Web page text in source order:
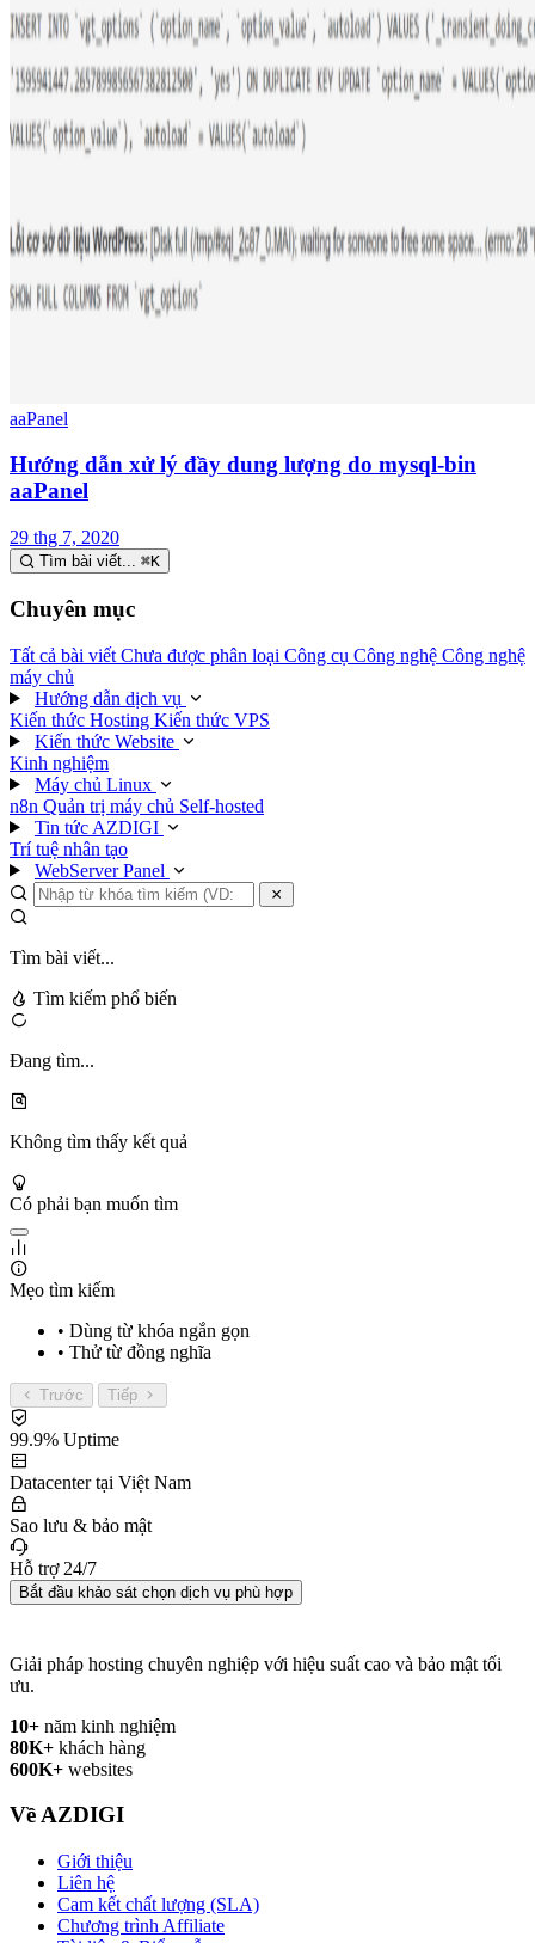
aaPanel
Hướng dẫn xử lý đầy dung lượng do mysql-bin
aaPanel
29 thg 7, 2020
Tìm bài viết... ⌘K
Chuyên mục
Tất cả bài viết Chưa được phân loại Công cụ Công nghệ Công nghệ
máy chủ
Hướng dẫn dịch vụ
Kiến thức Hosting Kiến thức VPS
Kiến thức Website
Kinh nghiệm
Máy chủ Linux
n8n Quản trị máy chủ Self-hosted
Tin tức AZDIGI
Trí tuệ nhân tạo
WebServer Panel
Tìm bài viết...
Tìm kiếm phổ biến
Đang tìm...
Không tìm thấy kết quả
Có phải bạn muốn tìm
Mẹo tìm kiếm
• Dùng từ khóa ngắn gọn
• Thử từ đồng nghĩa
Trước Tiếp
99.9% Uptime
Datacenter tại Việt Nam
Sao lưu & bảo mật
Hỗ trợ 24/7
Bắt đầu khảo sát chọn dịch vụ phù hợp
Giải pháp hosting chuyên nghiệp với hiệu suất cao và bảo mật tối
ưu.
10+ năm kinh nghiệm
80K+ khách hàng
600K+ websites
Về AZDIGI
Giới thiệu
Liên hệ
Cam kết chất lượng (SLA)
Chương trình Affiliate